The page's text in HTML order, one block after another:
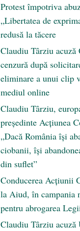
Protest împotriva
„Libertatea de
redusă la tăcere
Claudiu Târziu acuză
cenzură după
eliminare a unui clip
mediul online
Claudiu Târziu,
președinte Acțiunea
„Dacă România își
ciobanii, își
din suflet”
Conducerea Acțiunii
la Aiud, în campania
pentru abrogarea
Claudiu Târziu acuză